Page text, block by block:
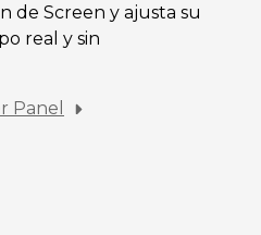
de Screen y ajusta su
real y sin
Panel